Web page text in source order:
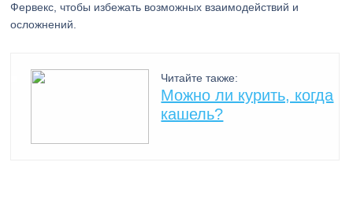
Фервекс, чтобы избежать возможных взаимодействий и
осложнений.
Читайте также:
Можно ли курить, когда
кашель?